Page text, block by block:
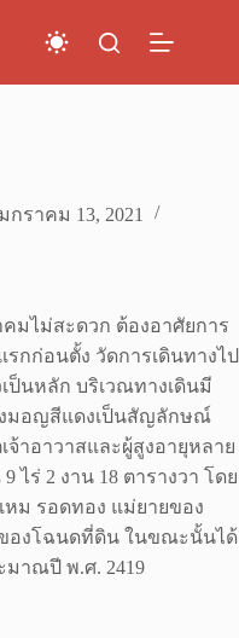
มกราคม 13, 2021
มไม่สะดวก ต้องอาศัยการ
กก่อนตั้ง วัดการเดินทางไป
ป็นหลัก บริเวณทางเดินมี
งมอญสีแดงเป็นสัญลักษณ์
จ้าอาวาสและผู้สูงอายุหลาย
ร่ 2 งาน 18 ตารางวา โดย
หม รอดทอง แม่ยายของ
ของโฉนดที่ดิน ในขณะนั้นได้
มาณปี พ.ศ. 2419